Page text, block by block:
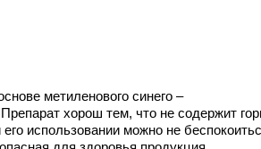
метиленового синего –
хорош тем, что не содержит
использовании можно не